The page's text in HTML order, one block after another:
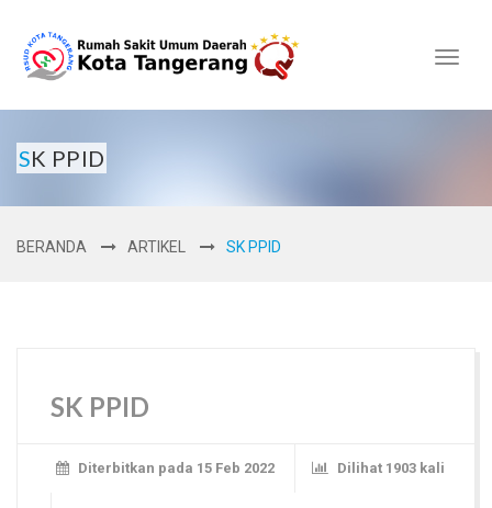
Toggle
SK PPID
BERANDA ARTIKEL SK PPID
SK PPID
Diterbitkan pada 15 Feb 2022 Dilihat 1903 kali